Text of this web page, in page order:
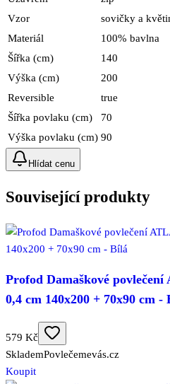
Vzor
sovičky a
Materiál
100% bavlna
Šířka (cm)
140
Výška (cm)
200
Reversible
true
Šířka povlaku (cm)
70
Výška povlaku (cm) 90
Hlídat cenu
Související produkty
Profod Damaškové
0,4 cm 140x200 + 70x90 cm -
579 Kč
SklademPovlečemevás.cz
Koupit